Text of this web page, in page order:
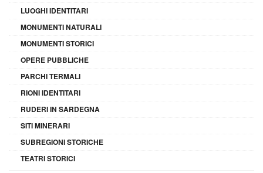
LUOGHI IDENTITARI
MONUMENTI NATURALI
MONUMENTI STORICI
OPERE PUBBLICHE
PARCHI TERMALI
RIONI IDENTITARI
RUDERI IN SARDEGNA
SITI MINERARI
SUBREGIONI STORICHE
TEATRI STORICI